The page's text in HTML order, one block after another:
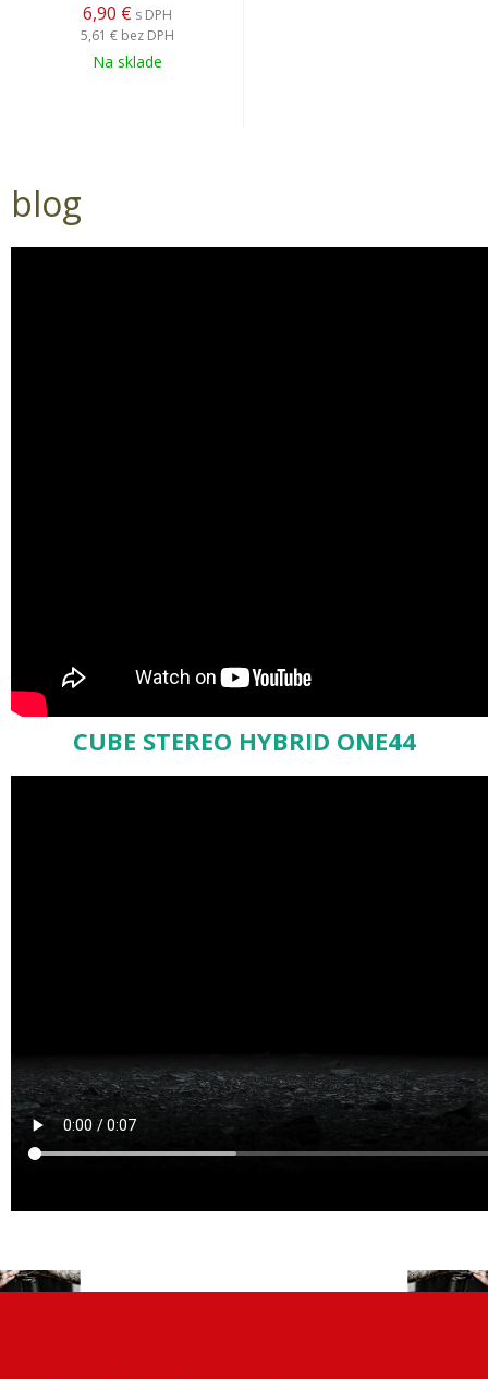
6,90 € s DPH
5,61 € bez DPH
Na sklade
blog
CUBE STEREO HYBRID ONE44